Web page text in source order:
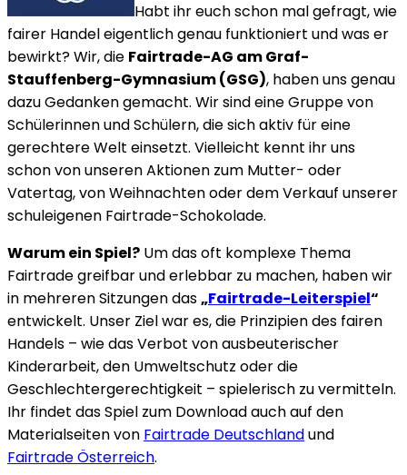
Habt ihr euch schon mal gefragt, wie
fairer Handel eigentlich genau funktioniert und was er
bewirkt? Wir, die Fairtrade-AG am Graf-
Stauffenberg-Gymnasium (GSG), haben uns genau
dazu Gedanken gemacht. Wir sind eine Gruppe von
Schülerinnen und Schülern, die sich aktiv für eine
gerechtere Welt einsetzt. Vielleicht kennt ihr uns
schon von unseren Aktionen zum Mutter- oder
Vatertag, von Weihnachten oder dem Verkauf unserer
schuleigenen Fairtrade-Schokolade.
Warum ein Spiel? Um das oft komplexe Thema
Fairtrade greifbar und erlebbar zu machen, haben wir
in mehreren Sitzungen das„Fairtrade-Leiterspiel“
entwickelt. Unser Ziel war es, die Prinzipien des fairen
Handels – wie das Verbot von ausbeuterischer
Kinderarbeit, den Umweltschutz oder die
Geschlechtergerechtigkeit – spielerisch zu vermitteln.
Ihr findet das Spiel zum Download auch auf den
Materialseiten von Fairtrade Deutschlandund
Fairtrade Österreich.